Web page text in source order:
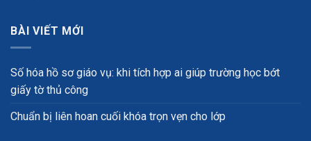
BÀI VIẾT MỚI
Số hóa hồ sơ giáo vụ: khi tích hợp ai giúp trường học bớt
giấy tờ thủ công
Chuẩn bị liên hoan cuối khóa trọn vẹn cho lớp